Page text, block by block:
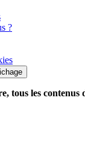
?
tous les contenus